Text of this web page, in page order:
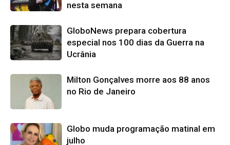
nesta semana
GloboNews prepara cobertura
especial nos 100 dias da Guerra na
Ucrânia
Milton Gonçalves morre aos 88 anos
no Rio de Janeiro
Globo muda programação matinal em
julho